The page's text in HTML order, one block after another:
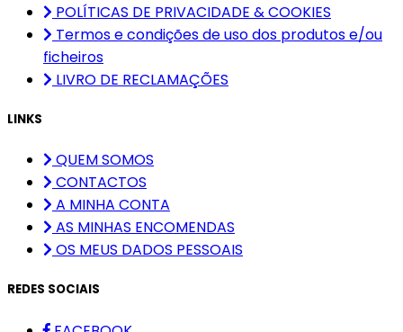
POLÍTICAS DE PRIVACIDADE & COOKIES
Termos e condições de uso dos produtos e/ou
ficheiros
LIVRO DE RECLAMAÇÕES
LINKS
QUEM SOMOS
CONTACTOS
A MINHA CONTA
AS MINHAS ENCOMENDAS
OS MEUS DADOS PESSOAIS
REDES SOCIAIS